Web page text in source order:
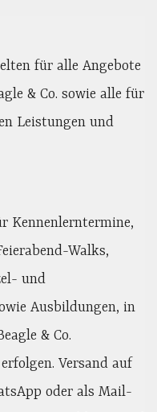
für alle Angebote
& Co. sowie alle für
Leistungen und
Kennenlerntermine,
Walks,
und
Ausbildungen, in
& Co.
Versand auf
oder als Mail-